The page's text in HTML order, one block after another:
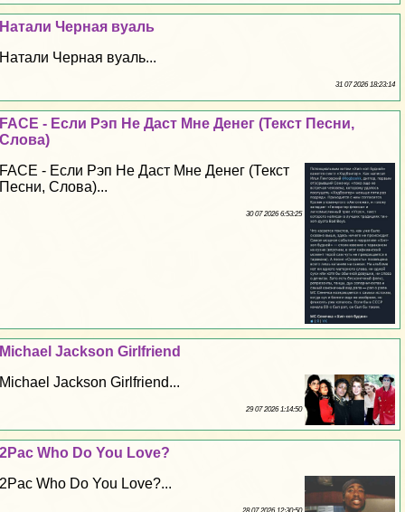
Натали Черная вуаль
Натали Черная вуаль...
31 07 2026 18:23:14
FACE - Если Рэп Не Даст Мне Денег (Текст Песни,
Слова)
FACE - Если Рэп Не Даст Мне Денег (Текст
Песни, Слова)...
30 07 2026 6:53:25
Michael Jackson Girlfriend
Michael Jackson Girlfriend...
29 07 2026 1:14:50
2Pac Who Do You Love?
2Pac Who Do You Love?...